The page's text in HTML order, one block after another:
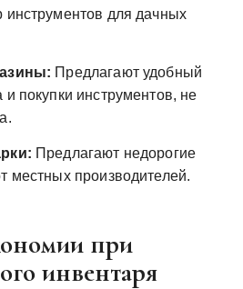
инструментов для дачных
Предлагают удобный
покупки инструментов, не
Предлагают недорогие
местных производителей.
при
инвентаря